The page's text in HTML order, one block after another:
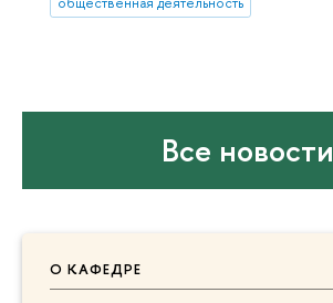
О КАФЕДРЕ
Все новости